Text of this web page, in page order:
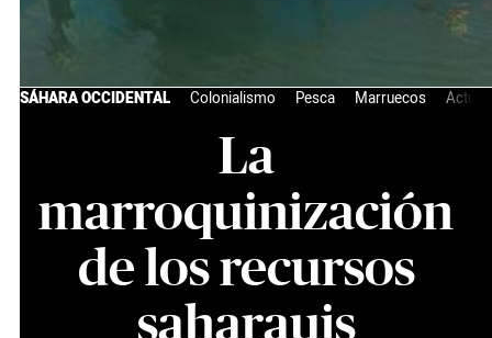
SÁHARA OCCIDENTAL Colonialismo Pesca Marruecos
La
marroquinización
de los recursos
saharauis